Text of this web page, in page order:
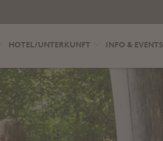
HOTEL/UNTERKUNFT INFO & EVENTS